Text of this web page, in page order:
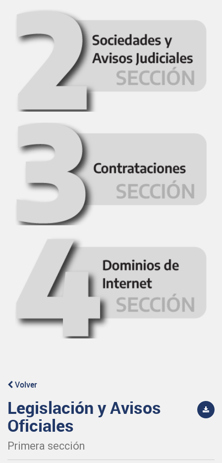
Volver
Legislación y Avisos
Oficiales
Primera sección